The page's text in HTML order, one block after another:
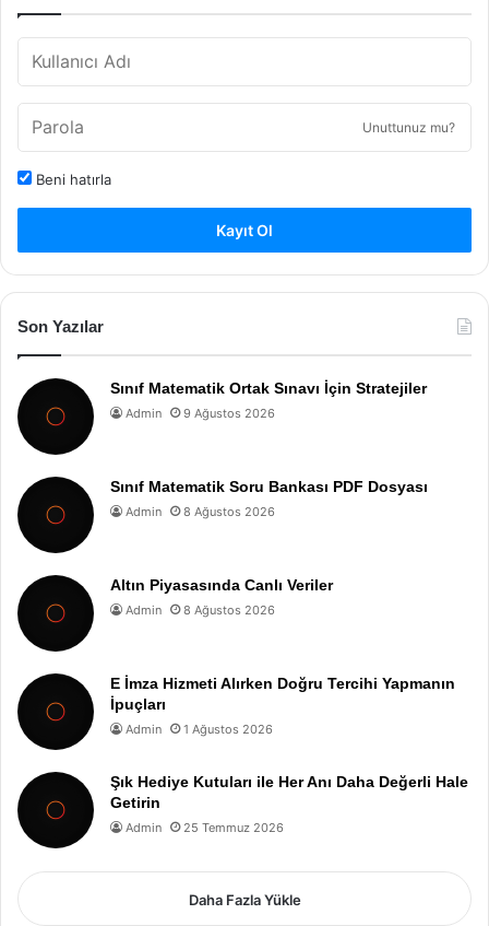
Unuttunuz mu?
Beni hatırla
Kayıt Ol
Son Yazılar
Sınıf Matematik Ortak Sınavı İçin Stratejiler
Admin 9 Ağustos 2026
Sınıf Matematik Soru Bankası PDF Dosyası
Admin 8 Ağustos 2026
Altın Piyasasında Canlı Veriler
Admin 8 Ağustos 2026
E İmza Hizmeti Alırken Doğru Tercihi Yapmanın
İpuçları
Admin 1 Ağustos 2026
Şık Hediye Kutuları ile Her Anı Daha Değerli Hale
Getirin
Admin 25 Temmuz 2026
Daha Fazla Yükle